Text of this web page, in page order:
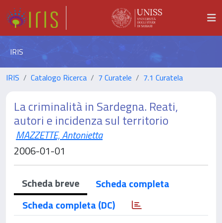
IRIS
IRIS Catalogo Ricerca 7 Curatele 7.1 Curatela
La criminalità in Sardegna. Reati,
autori e incidenza sul territorio
MAZZETTE, Antonietta
2006-01-01
Scheda breve
Scheda completa
Scheda completa (DC)